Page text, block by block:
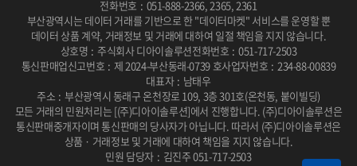
전화번호 : 051-888-2366, 2365, 2361
부산광역시는 데이터 거래를 기반으로 한 "데이터마켓" 서비스를 운영할 뿐
데이터 상품 계약, 거래정보 및 거래에 대하여 일절 책임을 지지 않습니다.
상호명 : 주식회사 디아이솔루션전화번호 : 051-717-2503
통신판매업신고번호 : 제 2024-부산동래-0739 호사업자번호 : 234-88-00839
대표자 : 남태우
주소 : 부산광역시 동래구 온천장로 109, 3층 301호(온천동, 붙이빌딩)
모든 거래의 민원처리는 [(주)디아이솔루션]에서 진행합니다. (주)디아이솔루션은
통신판매중개자이며 통신판매의 당사자가 아닙니다. 따라서 (주)디아이솔루션은
상품 · 거래정보 및 거래에 대하여 책임을 지지 않습니다.
민원 담당자 : 김진주 051-717-2503